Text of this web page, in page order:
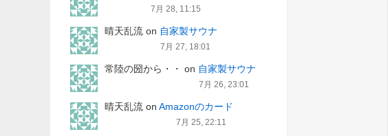
7月 28, 11:15
晴天乱流 on 自家製サウナ
7月 27, 18:01
常陸の圀から・・ on 自家製サウナ
7月 26, 23:01
晴天乱流 on Amazonのカード
7月 25, 22:11